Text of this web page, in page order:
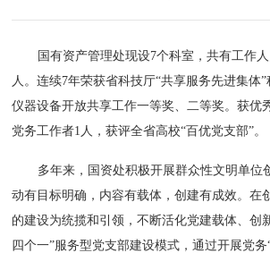
国有资产管理处现设7个科室，共有工作
人。连续7年荣获省科技厅“共享服务先进集体
仪器设备开放共享工作一等奖、二等奖。获优
党务工作者1人，获评全省高校“百优党支部”。
多年来，国资处积极开展群众性文明单位
动有目标明确，内容有载体，创建有成效。在
的建设为统揽和引领，不断活化党建载体、创
四个一”服务型党支部建设模式，通过开展党